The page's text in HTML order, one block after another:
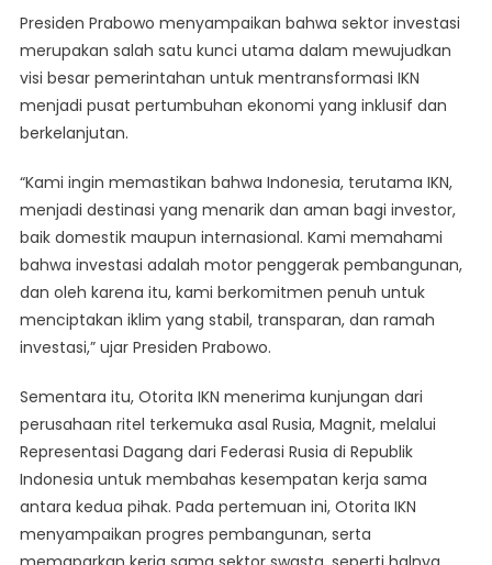
Presiden Prabowo menyampaikan bahwa sektor investasi
merupakan salah satu kunci utama dalam mewujudkan
visi besar pemerintahan untuk mentransformasi IKN
menjadi pusat pertumbuhan ekonomi yang inklusif dan
berkelanjutan.
“Kami ingin memastikan bahwa Indonesia, terutama IKN,
menjadi destinasi yang menarik dan aman bagi investor,
baik domestik maupun internasional. Kami memahami
bahwa investasi adalah motor penggerak pembangunan,
dan oleh karena itu, kami berkomitmen penuh untuk
menciptakan iklim yang stabil, transparan, dan ramah
investasi,” ujar Presiden Prabowo.
Sementara itu, Otorita IKN menerima kunjungan dari
perusahaan ritel terkemuka asal Rusia, Magnit, melalui
Representasi Dagang dari Federasi Rusia di Republik
Indonesia untuk membahas kesempatan kerja sama
antara kedua pihak. Pada pertemuan ini, Otorita IKN
menyampaikan progres pembangunan, serta